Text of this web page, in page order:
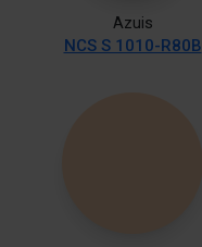
Azuis
NCS S 1010-R80B